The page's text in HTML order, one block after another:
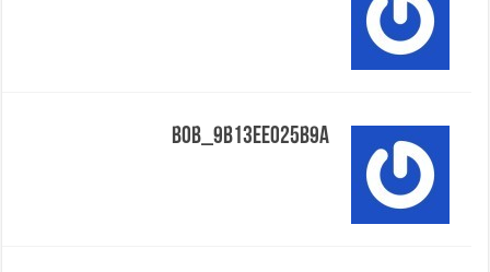
Bob_9b13ee025b9a